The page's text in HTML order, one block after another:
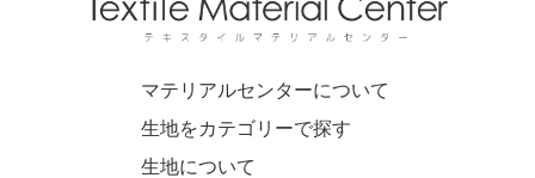
マテリアルセンターについて
生地をカテゴリーで探す
生地について